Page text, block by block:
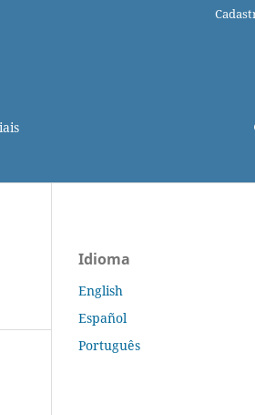
Idioma
English
Español
Português